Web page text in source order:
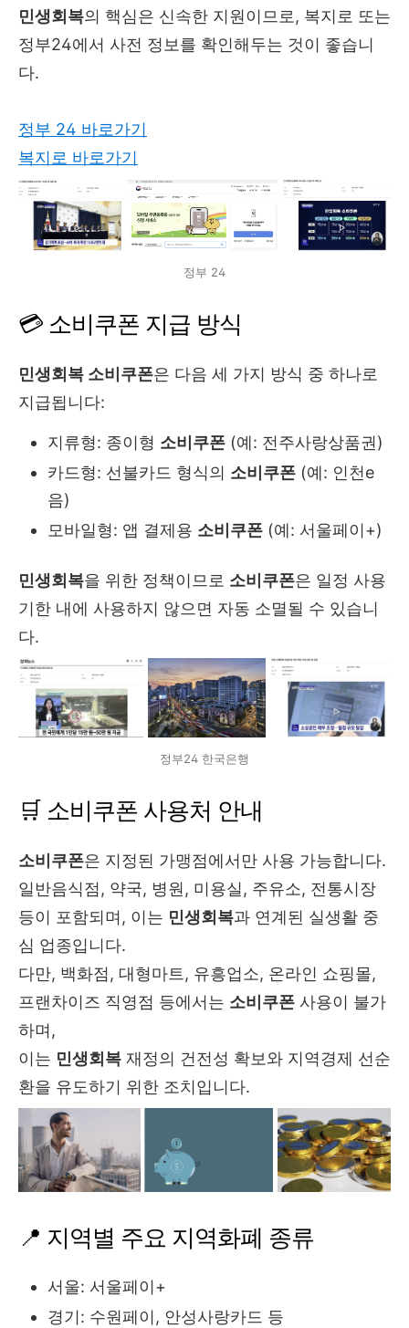
민생회복의 핵심은 신속한 지원이므로, 복지로 또는
정부24에서 사전 정보를 확인해두는 것이 좋습니
다.
정부 24 바로가기
복지로 바로가기
정부 24
💳 소비쿠폰 지급 방식
민생회복 소비쿠폰은 다음 세 가지 방식 중 하나로
지급됩니다:
지류형: 종이형 소비쿠폰 (예: 전주사랑상품권)
카드형: 선불카드 형식의 소비쿠폰 (예: 인천e
음)
모바일형: 앱 결제용 소비쿠폰 (예: 서울페이+)
민생회복을 위한 정책이므로 소비쿠폰은 일정 사용
기한 내에 사용하지 않으면 자동 소멸될 수 있습니
다.
정부24 한국은행
🛒 소비쿠폰 사용처 안내
소비쿠폰은 지정된 가맹점에서만 사용 가능합니다.
일반음식점, 약국, 병원, 미용실, 주유소, 전통시장
등이 포함되며, 이는 민생회복과 연계된 실생활 중
심 업종입니다.
다만, 백화점, 대형마트, 유흥업소, 온라인 쇼핑몰,
프랜차이즈 직영점 등에서는 소비쿠폰 사용이 불가
하며,
이는 민생회복 재정의 건전성 확보와 지역경제 선순
환을 유도하기 위한 조치입니다.
📍 지역별 주요 지역화폐 종류
서울: 서울페이+
경기: 수원페이, 안성사랑카드 등